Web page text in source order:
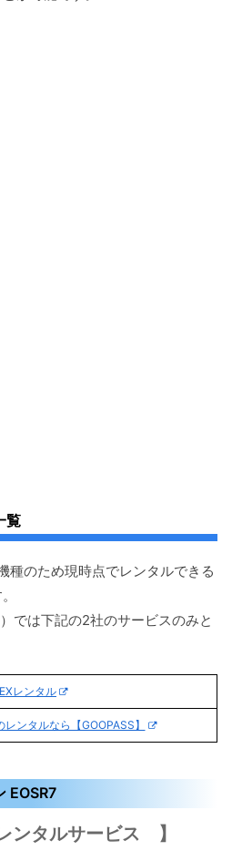
覧
種のため現時点でレンタルできる
では下記の2社のサービスのみと
レンタル
ンタルなら【GOOPASS】
EOSR7
タルサービス 】